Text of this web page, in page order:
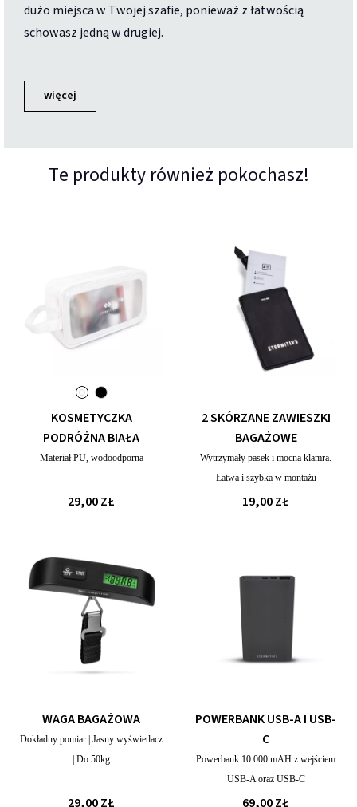
dużo miejsca w Twojej szafie, ponieważ z łatwością
schowasz jedną w drugiej.
więcej
Te produkty również pokochasz!
KOSMETYCZKA
PODRÓŻNA BIAŁA
Materiał PU, wodoodporna
29,00 ZŁ
2 SKÓRZANE ZAWIESZKI
BAGAŻOWE
Wytrzymały pasek i mocna klamra.
Łatwa i szybka w montażu
19,00 ZŁ
WAGA BAGAŻOWA
Dokładny pomiar | Jasny wyświetlacz
| Do 50kg
29,00 ZŁ
POWERBANK USB-A I USB-
C
Powerbank 10 000 mAH z wejściem
USB-A oraz USB-C
69,00 ZŁ